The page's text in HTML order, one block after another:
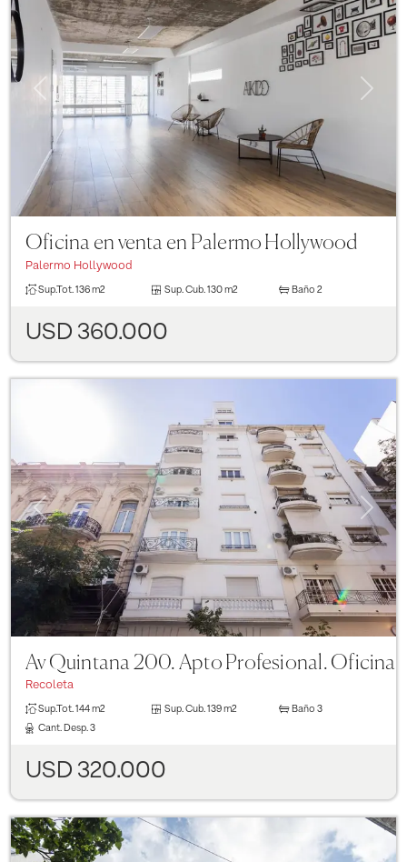
Previous
Oficina en venta en Palermo Hollywood
Palermo Hollywood
Sup.Tot. 136 m2 Sup. Cub. 130 m2 Baño 2
USD 360.000
Previous Next
Av Quintana 200. Apto Profesional. Oficina
Recoleta
Sup.Tot. 144 m2 Sup. Cub. 139 m2 Baño 3
Cant. Desp. 3
USD 320.000